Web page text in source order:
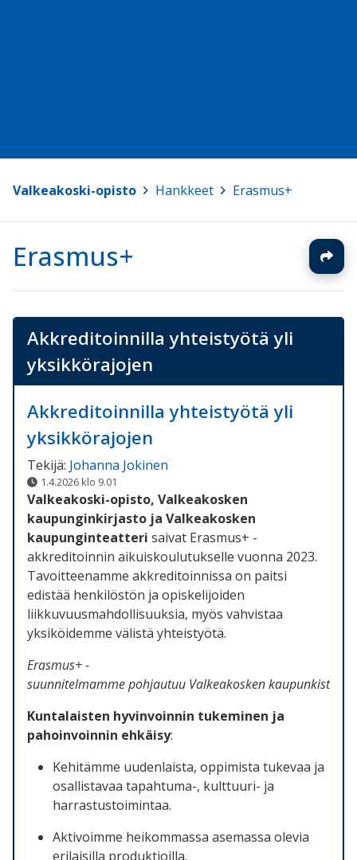
Valkeakoski-opisto Hankkeet Erasmus+
Erasmus+
Akkreditoinnilla yhteistyötä yli
yksikkörajojen
Akkreditoinnilla yhteistyötä yli
yksikkörajojen
Tekijä: Johanna Jokinen
1.4.2026 klo 9.01
Valkeakoski-opisto, Valkeakosken
kaupunginkirjasto ja Valkeakosken
kaupunginteatteri saivat Erasmus+ -
akkreditoinnin aikuiskoulutukselle vuonna 2023.
Tavoitteenamme akkreditoinnissa on paitsi
edistää henkilöstön ja opiskelijoiden
liikkuvuusmahdollisuuksia, myös vahvistaa
yksiköidemme välistä yhteistyötä.
Erasmus+ -
suunnitelmammepohjautuu Valkeakosken
Kuntalaisten hyvinvoinnin tukeminen ja
pahoinvoinnin ehkäisy:
Kehitämme uudenlaista, oppimista tukevaa ja
osallistavaa tapahtuma-, kulttuuri- ja
harrastustoimintaa.
Aktivoimme heikommassa asemassa olevia
erilaisilla produktioilla.